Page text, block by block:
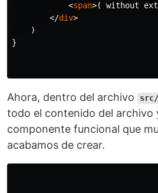
<span>( without
</div>
)
}
Ahora, dentro del archivo
todo el contenido del archivo
componente funcional que
acabamos de crear.